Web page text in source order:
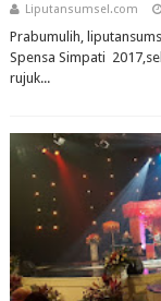
Liputansumsel.com
Prabumulih,
Spensa Simpati
rujuk...